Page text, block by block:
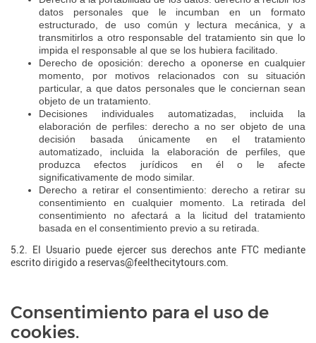
datos personales que le incumban en un formato
estructurado, de uso común y lectura mecánica, y a
transmitirlos a otro responsable del tratamiento sin que lo
impida el responsable al que se los hubiera facilitado.
Derecho de oposición: derecho a oponerse en cualquier
momento, por motivos relacionados con su situación
particular, a que datos personales que le conciernan sean
objeto de un tratamiento.
Decisiones individuales automatizadas, incluida la
elaboración de perfiles: derecho a no ser objeto de una
decisión basada únicamente en el tratamiento
automatizado, incluida la elaboración de perfiles, que
produzca efectos jurídicos en él o le afecte
significativamente de modo similar.
Derecho a retirar el consentimiento: derecho a retirar su
consentimiento en cualquier momento. La retirada del
consentimiento no afectará a la licitud del tratamiento
basada en el consentimiento previo a su retirada.
5.2. El Usuario puede ejercer sus derechos ante FTC mediante
escrito dirigido a reservas@feelthecitytours.com.
Consentimiento para el uso de
cookies.